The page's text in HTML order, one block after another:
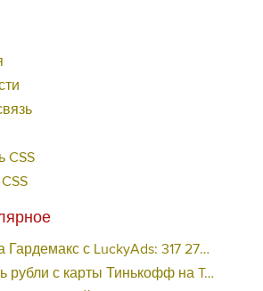
CSS
с LuckyAds: 317 279 рублей за 10 дней - «Надо знать»
с карты Тинькофф на Tether ERC20 (USDT)?